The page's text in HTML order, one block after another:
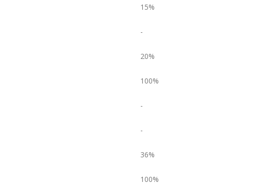
15%
-
20%
100%
-
-
36%
100%